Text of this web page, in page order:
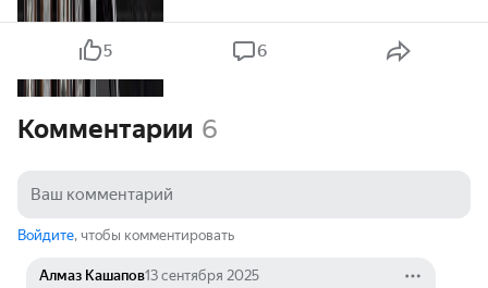
5 6
Комментарии 6
Войдите, чтобы комментировать
Алмаз Кашапов13 сентября 2025